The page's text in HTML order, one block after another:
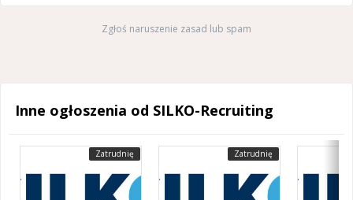
Zgłoś naruszenie zasad lub spam
Inne ogłoszenia od SILKO-Recruiting
Zatrudnię Zatrudnię